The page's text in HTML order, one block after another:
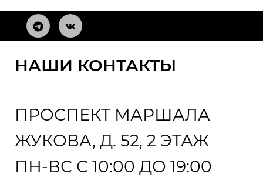
НАШИ КОНТАКТЫ
ПРОСПЕКТ МАРШАЛА
ЖУКОВА, Д. 52, 2 ЭТАЖ
ПН-ВС С 10:00 ДО 19:00